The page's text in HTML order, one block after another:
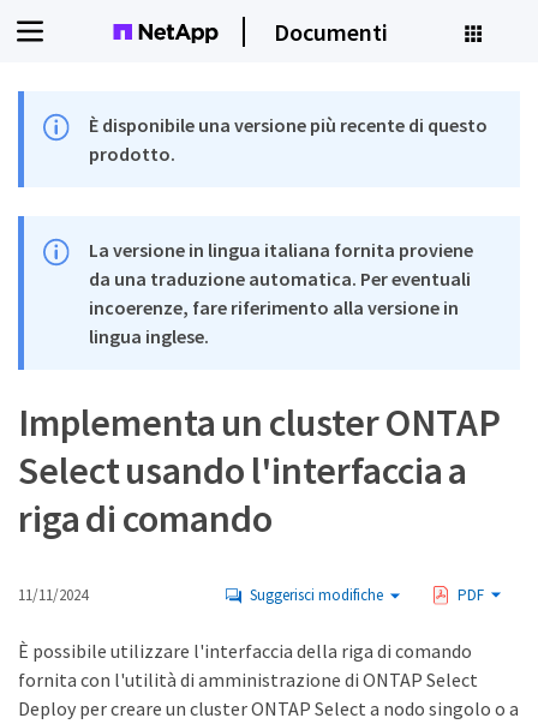
Documenti
È disponibile una versione più recente di questo
prodotto.
La versione in lingua italiana fornita proviene
da una traduzione automatica. Per eventuali
incoerenze, fare riferimento alla versione in
lingua inglese.
Implementa un cluster ONTAP
Select usando l'interfaccia a
riga di comando
11/11/2024 Suggerisci modifiche PDF
È possibile utilizzare l'interfaccia della riga di comando
fornita con l'utilità di amministrazione di ONTAP Select
Deploy per creare un cluster ONTAP Select a nodo singolo o a